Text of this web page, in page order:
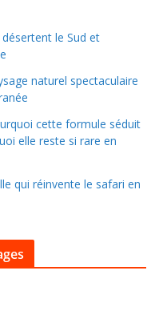
le Sud et
naturel spectaculaire
cette formule séduit
elle reste si rare en
qui réinvente le safari en